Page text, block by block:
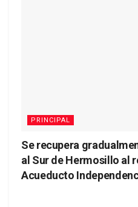
PRINCIPAL
Se recupera
al Sur de Hermosillo al
Acueducto